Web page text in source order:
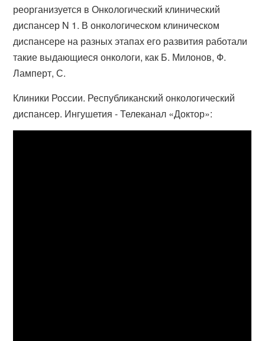
реорганизуется в Онкологический клинический
диспансер N 1. В онкологическом клиническом
диспансере на разных этапах его развития работали
такие выдающиеся онкологи, как Б. Милонов, Ф.
Ламперт, С.
Клиники России. Республиканский онкологический
диспансер. Ингушетия - Телеканал «Доктор»: